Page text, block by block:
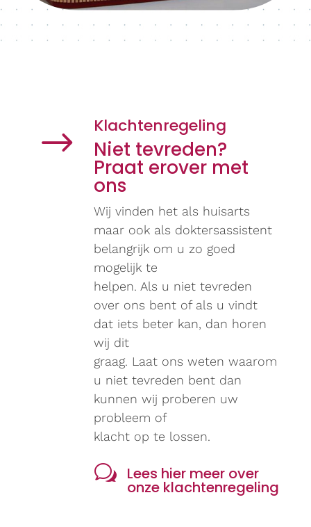
$ Klachtenregeling
Niet tevreden?
Praat erover met
ons
Wij vinden het als huisarts
maar ook als doktersassistent
belangrijk om u zo goed
mogelijk te
helpen. Als u niet tevreden
over ons bent of als u vindt
dat iets beter kan, dan horen
wij dit
graag. Laat ons weten waarom
u niet tevreden bent dan
kunnen wij proberen uw
probleem of
klacht op te lossen.
w Lees hier meer over
onze klachtenregeling